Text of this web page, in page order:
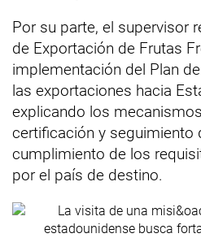
Por su parte, el supervisor
de Exportación de Frutas
implementación del Plan
las exportaciones hacia
explicando los
certificación y seguimiento
cumplimiento de los
por el país de destino.